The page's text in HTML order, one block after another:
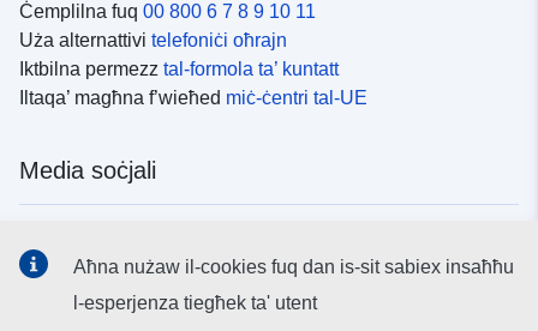
Ċemplilna fuq 00 800 6 7 8 9 10 11
Uża alternattivi telefoniċi oħrajn
Iktbilna permezz tal-formola ta’ kuntatt
Iltaqa’ magħna f’wieħed miċ-ċentri tal-UE
Media soċjali
Aħna nużaw il-cookies fuq dan is-sit sabiex insaħħu
l-esperjenza tiegħek ta' utent